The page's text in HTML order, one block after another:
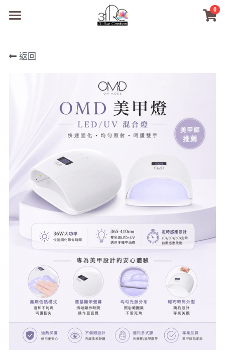
0
商品
PreMedi眼部護理
PreMedi眼部護理
數位電子書
超值購物金
WL睫毛
小紅書款
扁毛調色
日式扁毛
極細睫毛
W型睫毛
彩色睫毛
WORLDLASH
睫毛黑膠
睫毛前處裡
睫毛卸除
睫毛提拉
睫毛夾子
Sale睫毛
絕版彩睫
絕版扁毛
絕版圓毛
絕版W型
日本OMD美甲品牌
轉頭凝膠
凝膠筆刷
凝膠機器
檢定商品
品牌開店包
最新文章
教學教室
NEA睫毛協會
搜索
繁體中文
繁體中文
註冊/登入
返回
×
商品分類
所有商品分類